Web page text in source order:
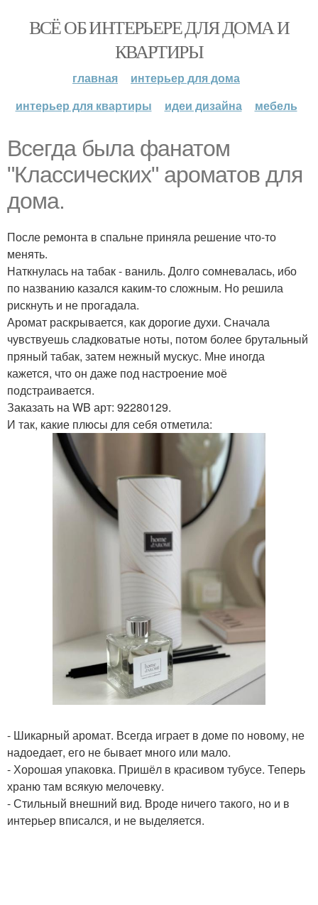
ВСЁ ОБ ИНТЕРЬЕРЕ ДЛЯ ДОМА И
КВАРТИРЫ
главная
интерьер для дома
интерьер для квартиры
идеи дизайна мебель
Всегда была фанатом
"Классических" ароматов для
дома.
После ремонта в спальне приняла решение что-то
менять.
Наткнулась на табак - ваниль. Долго сомневалась, ибо
по названию казался каким-то сложным. Но решила
рискнуть и не прогадала.
Аромат раскрывается, как дорогие духи. Сначала
чувствуешь сладковатые ноты, потом более брутальный
пряный табак, затем нежный мускус. Мне иногда
кажется, что он даже под настроение моё
подстраивается.
Заказать на WB арт: 92280129.
И так, какие плюсы для себя отметила:
- Шикарный аромат. Всегда играет в доме по новому, не
надоедает, его не бывает много или мало.
- Хорошая упаковка. Пришёл в красивом тубусе. Теперь
храню там всякую мелочевку.
- Стильный внешний вид. Вроде ничего такого, но и в
интерьер вписался, и не выделяется.